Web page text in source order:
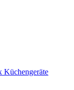
Küchengeräte